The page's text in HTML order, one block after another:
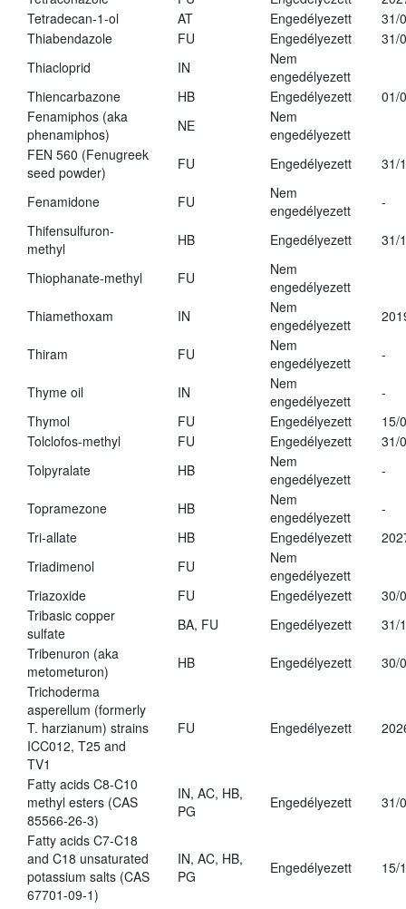
Tetradecan-1-ol
AT Engedélyezett
31/
Thiabendazole
FU Engedélyezett
31/
Thiacloprid
IN
Nem
engedélyezett
Thiencarbazone
HB Engedélyezett
01/
Fenamiphos (aka
phenamiphos)
NE
Nem
engedélyezett
FEN 560 (Fenugreek
seed powder)
FU Engedélyezett 31/
Fenamidone FU
Nem
engedélyezett
-
Thifensulfuron-
methyl
HB Engedélyezett 31/
Thiophanate-methyl FU
Nem
engedélyezett
Thiamethoxam
IN
Nem
engedélyezett
Thiram FU
Nem
engedélyezett
-
Thyme oil IN
Nem
engedélyezett
-
Thymol
FU Engedélyezett
15/
Tolclofos-methyl
FU Engedélyezett
31/
Tolpyralate
HB
Nem
engedélyezett
-
Topramezone HB
Nem
engedélyezett
-
Tri-allate
HB Engedélyezett
Triadimenol
FU
Nem
engedélyezett
Triazoxide
FU Engedélyezett
30/
Tribasic copper
sulfate
BA, FU Engedélyezett
31/
Tribenuron (aka
metometuron)
HB Engedélyezett
30/
Trichoderma
asperellum (formerly
T. harzianum) strains
ICC012, T25 and
TV1
FU Engedélyezett
Fatty acids C8-C10
methyl esters (CAS
85566-26-3)
IN, AC, HB,
PG
Engedélyezett 31/
Fatty acids C7-C18
and C18 unsaturated
potassium salts (CAS
67701-09-1)
IN, AC, HB,
PG
Engedélyezett 15/